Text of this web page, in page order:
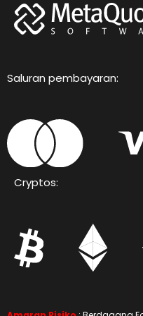
Saluran pembayaran:
Cryptos: